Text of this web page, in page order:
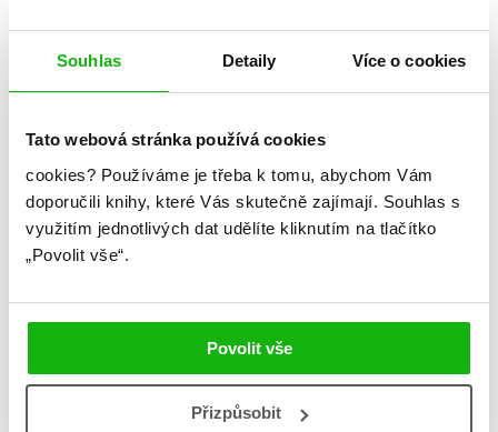
Souhlas Detaily Více o cookies
Tato webová stránka používá cookies
cookies? Používáme je třeba k tomu, abychom Vám
doporučili knihy, které Vás skutečně zajímají. Souhlas s
využitím jednotlivých dat udělíte kliknutím na tlačítko
„Povolit vše“.
Povolit vše
Přizpůsobit
poslední minutě
B
W.I.T.C.H. Komiks 22-24
Kolektiv